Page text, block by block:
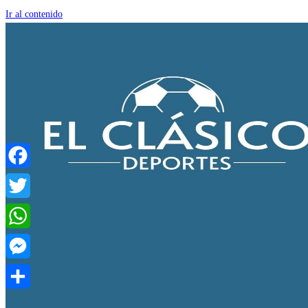
Ir al contenido
Facebook
Twitter
WhatsApp
Messenger